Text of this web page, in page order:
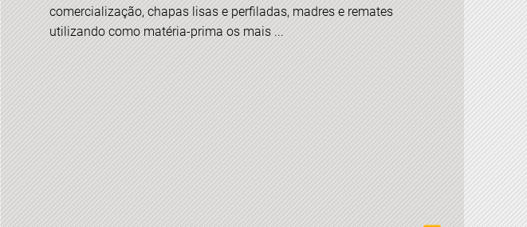
comercialização, chapas lisas e perfiladas, madres e remates
utilizando como matéria-prima os mais ...